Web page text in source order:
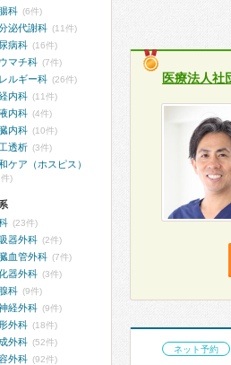
医療法人
ネット予約
科 (6件)
泌代謝科 (11件)
病科 (16件)
マチ科 (7件)
ルギー科 (26件)
内科 (11件)
内科 (4件)
内科 (10件)
透析 (3件)
ケア（ホスピス）
)
(23件)
器外科 (2件)
血管外科 (7件)
器外科 (3件)
科 (9件)
経外科 (9件)
外科 (18件)
外科 (52件)
外科 (92件)